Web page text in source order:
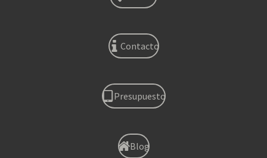
Contacto
Presupuesto
Blog